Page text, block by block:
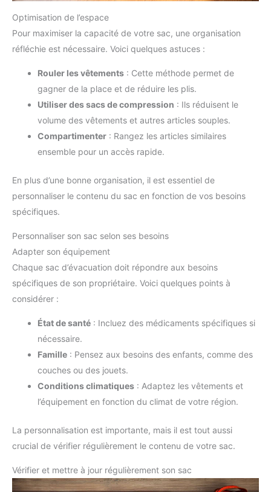
Optimisation de l’espace
Pour maximiser la capacité de votre sac, une organisation
réfléchie est nécessaire. Voici quelques astuces :
Rouler les vêtements : Cette méthode permet de
gagner de la place et de réduire les plis.
Utiliser des sacs de compression : Ils réduisent le
volume des vêtements et autres articles souples.
Compartimenter : Rangez les articles similaires
ensemble pour un accès rapide.
En plus d’une bonne organisation, il est essentiel de
personnaliser le contenu du sac en fonction de vos besoins
spécifiques.
Personnaliser son sac selon ses besoins
Adapter son équipement
Chaque sac d’évacuation doit répondre aux besoins
spécifiques de son propriétaire. Voici quelques points à
considérer :
État de santé : Incluez des médicaments spécifiques si
nécessaire.
Famille : Pensez aux besoins des enfants, comme des
couches ou des jouets.
Conditions climatiques : Adaptez les vêtements et
l’équipement en fonction du climat de votre région.
La personnalisation est importante, mais il est tout aussi
crucial de vérifier régulièrement le contenu de votre sac.
Vérifier et mettre à jour régulièrement son sac